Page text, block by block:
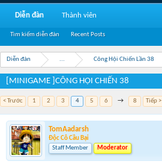
Diễn đàn ... Công Hội Chiến Lần 38
[MINIGAME ]CÔNG HỘI CHIẾN 38
< Trước 1 2 3 4 5 6 → 8 Tiếp >
TomAadarsh
Độc Cô Cầu Bại
Staff Member
Moderator
Diễn đàn
Tìm kiếm diễn đàn Recent Posts
Thành viên